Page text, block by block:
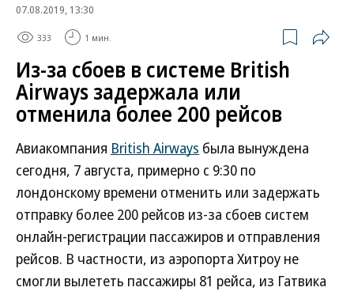
07.08.2019, 13:30
333 1 мин.
Из-за сбоев в системе British
Airways задержала или
отменила более 200 рейсов
Авиакомпания British Airways была вынуждена
сегодня, 7 августа, примерно с 9:30 по
лондонскому времени отменить или задержать
отправку более 200 рейсов из-за сбоев систем
онлайн-регистрации пассажиров и отправления
рейсов. В частности, из аэропорта Хитроу не
смогли вылететь пассажиры 81 рейса, из Гатвика